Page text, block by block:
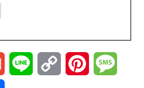
Gmail Line
Copy
Link
Pinterest